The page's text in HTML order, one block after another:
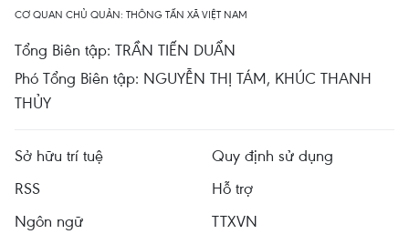
CƠ QUAN CHỦ QUẢN: THÔNG TẤN XÃ VIỆT NAM
Tổng Biên tập: TRẦN TIẾN DUẨN
Phó Tổng Biên tập: NGUYỄN THỊ TÁM, KHÚC THANH
THỦY
Sở hữu trí tuệ
Quy định sử dụng
RSS
Hỗ trợ
Ngôn ngữ
TTXVN